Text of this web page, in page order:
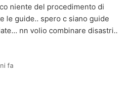
niente del procedimento di
le guide.. spero c siano guide
nn volio combinare disastri..
fa